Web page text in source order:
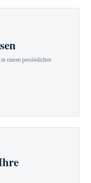
einem persönlichen